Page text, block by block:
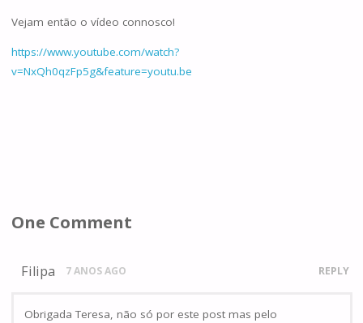
Vejam então o vídeo connosco!
https://www.youtube.com/watch?
v=NxQh0qzFp5g&feature=youtu.be
One Comment
Filipa 7 ANOS AGO REPLY
Obrigada Teresa, não só por este post mas pelo